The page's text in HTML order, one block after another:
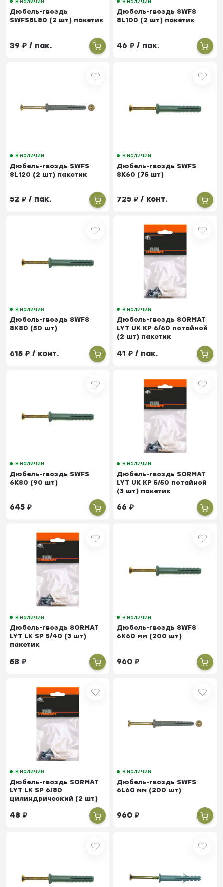
В наличии
Дюбель-гвоздь
SWFS8L80 (2 шт) пакетик
39₽ / пак.
В наличии
Дюбель-гвоздь SWFS
8L100 (2 шт) пакетик
46₽ / пак.
В наличии
Дюбель-гвоздь SWFS
8L120 (2 шт) пакетик
52₽ / пак.
В наличии
Дюбель-гвоздь SWFS
8K60 (75 шт)
725₽ / конт.
В наличии
Дюбель-гвоздь SWFS
8K80 (50 шт)
615₽ / конт.
В наличии
Дюбель-гвоздь SORMAT
LYT UK KP 6/60 потайной
(2 шт) пакетик
41₽ / пак.
В наличии
Дюбель-гвоздь SWFS
6K80 (90 шт)
645₽
В наличии
Дюбель-гвоздь SORMAT
LYT UK KP 5/50 потайной
(3 шт) пакетик
66₽
В наличии
Дюбель-гвоздь SORMAT
LYT LK SP 5/40 (3 шт)
пакетик
58₽
В наличии
Дюбель-гвоздь SWFS
6K60 мм (200 шт)
960₽
В наличии
Дюбель-гвоздь SORMAT
LYT LK SP 6/80
цилиндрический (2 шт)
48₽
В наличии
Дюбель-гвоздь SWFS
6L60 мм (200 шт)
960₽